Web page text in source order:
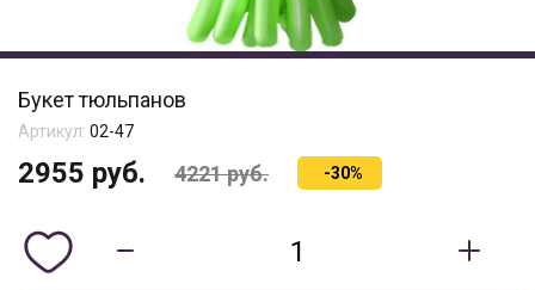
Букет тюльпанов
Артикул: 02-47
2955 руб. 4221руб. -30%